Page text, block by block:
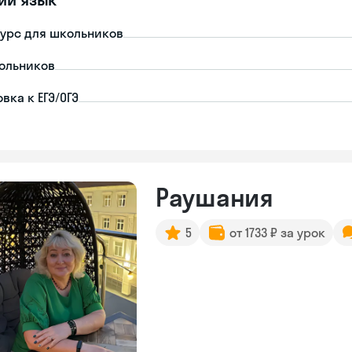
для школьников
к ЕГЭ/ОГЭ
Раушания
5 от 1733 ₽ за урок